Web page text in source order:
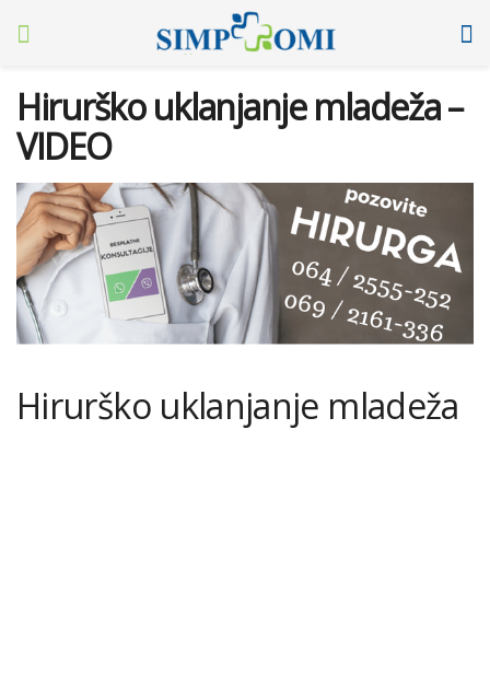
Hirurško uklanjanje mladeža –
VIDEO
Hirurško uklanjanje mladeža